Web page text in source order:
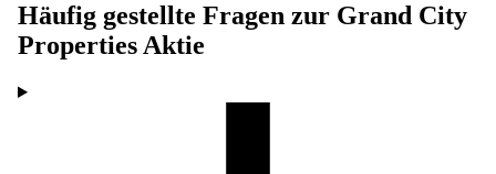
Häufig gestellte Fragen zur Grand City
Properties Aktie